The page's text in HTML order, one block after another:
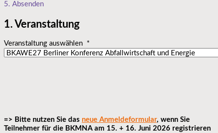
5. Absenden
1. Veranstaltung
Veranstaltung auswählen *
=> Bitte nutzen Sie das neue Anmeldeformular, wenn Sie
Teilnehmer für die BKMNA am 15. + 16. Juni 2026 registrieren